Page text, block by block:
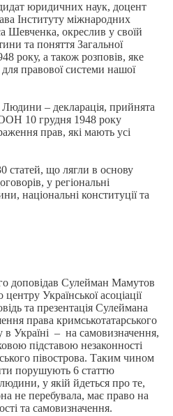
юридичних наук, доцент
Інституту міжнародних
Шевченка, окреслив у своїй
та поняття Загальної
року, а також розповів, яке
правової системи нашої
– декларація, прийнята
10 грудня 1948 року
прав, які мають усі
статей, що лягли в основу
у регіональні
національні конституції та
доповідав Сулейман Мамутов
Української асоціації
та презентація Сулеймана
права кримськотатарського
в Україні – на самовизначення,
підставою незаконності
півострова. Таким чином
порушують 6 статтю
у якій йдеться про те,
не перебувала, має право на
та самовизначення.